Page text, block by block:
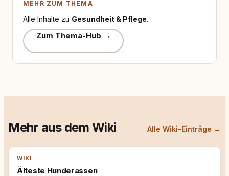
MEHR ZUM THEMA
Alle Inhalte zu Gesundheit & Pflege.
Zum Thema-Hub →
Mehr aus dem Wiki Alle Wiki-Einträge →
WIKI
Älteste Hunderassen